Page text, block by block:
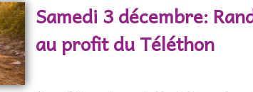
Samedi 3 décembre:
au profit du Téléthon